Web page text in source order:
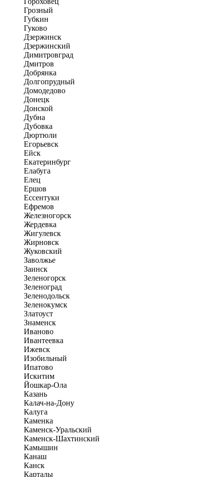
Грозный
Губкин
Гуково
Дзержинск
Дзержинский
Димитровград
Дмитров
Добрянка
Долгопрудный
Домодедово
Донецк
Донской
Дубна
Дубовка
Дюртюли
Егорьевск
Ейск
Екатеринбург
Елабуга
Елец
Ершов
Ессентуки
Ефремов
Железногорск
Жердевка
Жигулевск
Жирновск
Жуковский
Заволжье
Заинск
Зеленогорск
Зеленоград
Зеленодольск
Зеленокумск
Златоуст
Знаменск
Иваново
Ивантеевка
Ижевск
Изобильный
Ипатово
Искитим
Йошкар-Ола
Казань
Калач-на-Дону
Калуга
Каменка
Каменск-Уральский
Каменск-Шахтинский
Камышин
Канаш
Канск
Карталы